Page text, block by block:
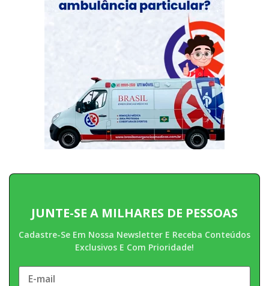
JUNTE-SE A MILHARES DE PESSOAS
Cadastre-Se Em Nossa Newsletter E Receba Conteúdos
Exclusivos E Com Prioridade!